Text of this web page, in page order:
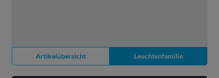
Artikelübersicht Leuchtenfamilie